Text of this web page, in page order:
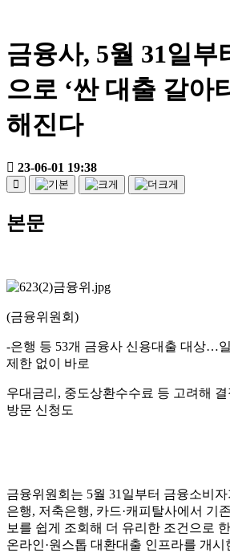
금융사, 5월 31일부
으로 ‘싼 대출 갈아
해진다
23-06-01 19:38
본문
(금융위원회)
-은행 등 53개 금융사 신용대출 대상…
제한 없이 바로
우대금리 , 중도상환수수료 등 고려해 결
방문 신청도
금융위원회는 5월 31 일부터 금융소비
은행, 저축은행, 카드·캐피탈사에서 기
보를 쉽게 조회해 더 유리한 조건으로
온라인·원스톱 대환대출 인프라를 개시